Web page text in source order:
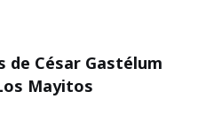
de César Gastélum
Mayitos